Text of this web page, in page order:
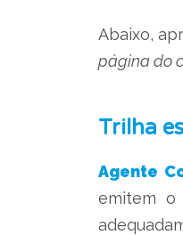
Abaixo,
página do
Trilha
Agente
emitem o